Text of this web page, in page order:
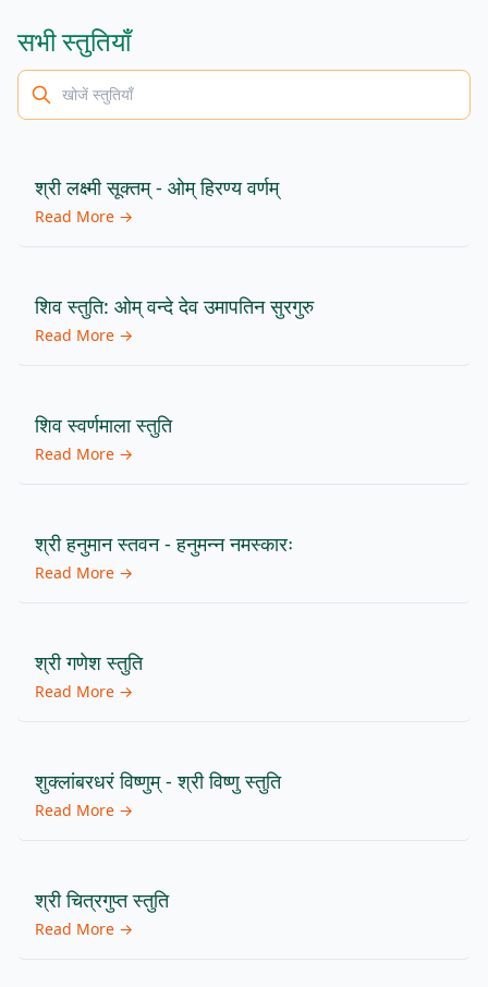
सभीस्तुतियाँ
श्री लक्ष्मी सूक्तम् - ओम् हिरण्य वर्णम्
Read More →
शिव स्तुति: ओम् वन्दे देव उमापतिन सुरगुरु
Read More →
शिव स्वर्णमाला स्तुति
Read More →
श्री हनुमान स्तवन - हनुमन्न नमस्कारः
Read More →
श्री गणेश स्तुति
Read More →
शुक्लांबरधरं विष्णुम् - श्री विष्णु स्तुति
Read More →
श्री चित्रगुप्त स्तुति
Read More →